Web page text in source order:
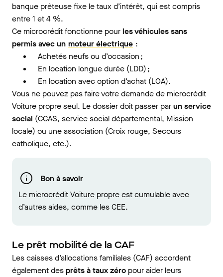
banque prêteuse fixe le taux d’intérêt, qui est compris
entre 1 et 4 %.
Ce microcrédit fonctionne pourles véhicules sans
permis avec un moteur électrique :
Achetés neufs ou d’occasion ;
En location longue durée (LDD) ;
En location avec option d’achat (LOA).
Vous ne pouvez pas faire votre demande de microcrédit
Voiture propre seul. Le dossier doit passer parun service
social (CCAS, service social départemental, Mission
locale) ou une association (Croix rouge, Secours
catholique, etc.).
Bon à savoir
Le microcrédit Voiture propre est cumulable avec
d’autres aides, comme les CEE.
Le prêt mobilité de la CAF
Les caisses d’allocations familiales (CAF) accordent
également desprêts à taux zéro pour aider leurs